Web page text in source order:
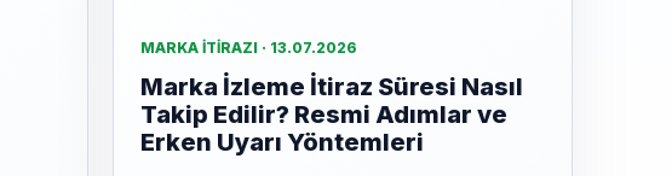
MARKA İTIRAZI · 13.07.2026
Marka İzleme İtiraz Süresi Nasıl
Takip Edilir? Resmi Adımlar ve
Erken Uyarı Yöntemleri